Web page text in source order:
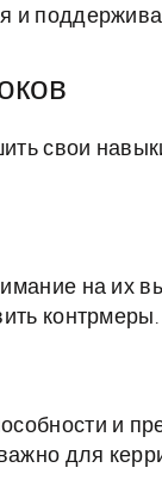
и
свои
на их
контрмеры.
и
для